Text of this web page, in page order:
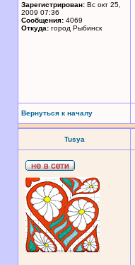
Зарегистрирован: Вс окт 25,
2009 07:36
Сообщения: 4069
Откуда: город Рыбинск
Вернуться к началу
Tusya